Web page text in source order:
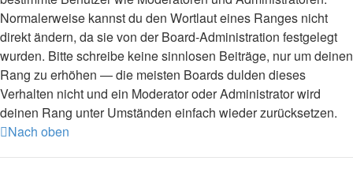
Normalerweise kannst du den Wortlaut eines Ranges nicht
direkt ändern, da sie von der Board-Administration festgelegt
wurden. Bitte schreibe keine sinnlosen Beiträge, nur um deinen
Rang zu erhöhen — die meisten Boards dulden dieses
Verhalten nicht und ein Moderator oder Administrator wird
deinen Rang unter Umständen einfach wieder zurücksetzen.
Nach oben